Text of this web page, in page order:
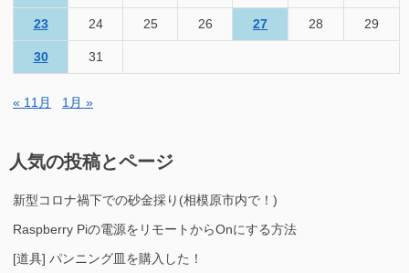
23 24 25 26 27 28 29
30 31
« 11月 1月 »
人気の投稿とページ
新型コロナ禍下での砂金採り(相模原市内で！)
Raspberry Piの電源をリモートからOnにする方法
[道具] パンニング皿を購入した！